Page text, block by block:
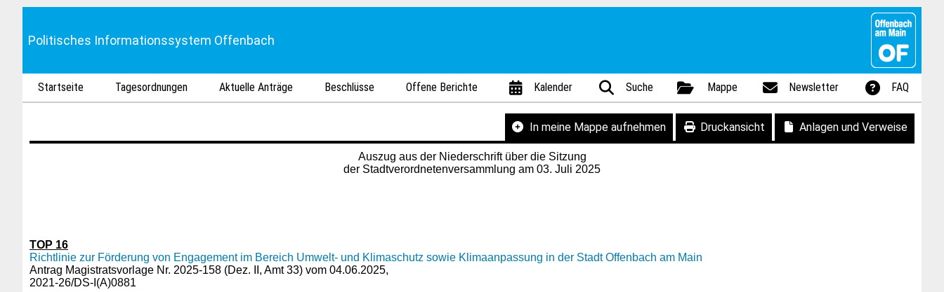
Politisches Informationssystem Offenbach
Startseite Tagesordnungen Aktuelle Anträge Beschlüsse Offene Berichte Kalender Suche Mappe Newsletter FAQ
In meine Mappe aufnehmen Druckansicht Anlagen und Verweise
Auszug aus der Niederschrift über die Sitzung
der Stadtverordnetenversammlung am 03. Juli 2025
TOP 16
Richtlinie zur Förderung von Engagement im Bereich Umwelt- und Klimaschutz sowie Klimaanpassung in der Stadt Offenbach am Main
Antrag Magistratsvorlage Nr. 2025-158 (Dez. II, Amt 33) vom 04.06.2025,
2021-26/DS-I(A)0881